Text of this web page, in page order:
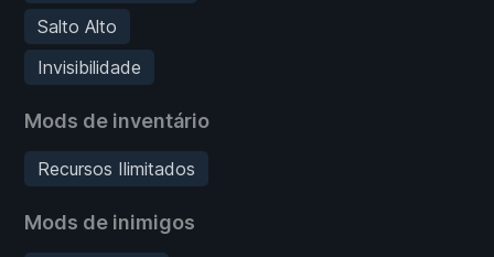
Salto Alto
Invisibilidade
Mods de inventário
Recursos Ilimitados
Mods de inimigos